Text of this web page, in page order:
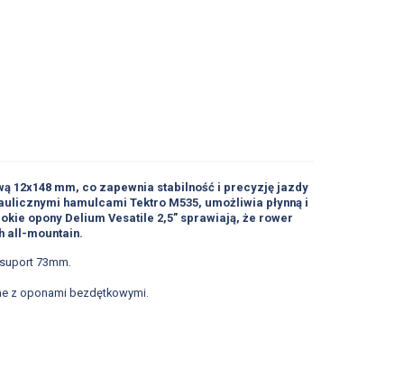
12x148 mm, co zapewnia stabilność i precyzję jazdy
hamulcami Tektro M535, umożliwia płynną i
opony Delium Vesatile 2,5” sprawiają, że rower
all-mountain.
73mm.
z oponami bezdętkowymi.